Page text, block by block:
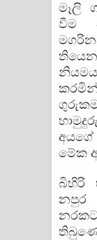
මෑලි
වීම
මේක
බිහිරි